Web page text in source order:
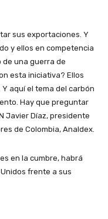
sus exportaciones. Y
y ellos en competencia
de una guerra de
esta iniciativa? Ellos
aquí el tema del carbón
Hay que preguntar
Javier Díaz, presidente
de Colombia, Analdex.
en la cumbre, habrá
frente a sus